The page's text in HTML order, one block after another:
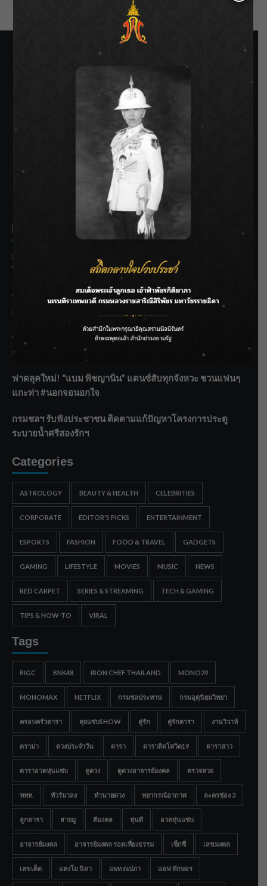
SIAMRATH VARIETY
THE BEST ENTERTAINMENT
Recent Posts
กรมประมงฟื้น “บ้านธารทอง” จากป่าเสื่อมโทรม สู่แหล่ง
โปรตีนยั่งยืนตามพระราชดำริ
“MARQUISE (มาร์คีส์) บุกตลาดโกลบอลต่อเนื่อง ส่งซิงเกิลที่
สอง “IRONIC” เปลี่ยนความเจ็บให้กลายเป็นการเอาคืน”
ชลประทานเชียงใหม่เร่งพร่องน้ำแม่น้ำปิง รับมวลน้ำเหนือ ย้ำ
ยังไม่ล้นตลิ่ง
ฟาดลุคใหม่! “แบม พิชญานิน” แดนซ์สับทุกจังหวะ ชวนแฟนๆ
แกะท่า #นอกจอนอกใจ
กรมชลฯ รับฟังประชาชน ติดตามแก้ปัญหาโครงการประตู
ระบายน้ำศรีสองรักฯ
Categories
ASTROLOGY BEAUTY & HEALTH CELEBRITIES
CORPORATE EDITOR'S PICKS ENTERTAINMENT
ESPORTS FASHION FOOD & TRAVEL GADGETS
GAMING LIFESTYLE MOVIES MUSIC NEWS
RED CARPET SERIES & STREAMING TECH & GAMING
TIPS & HOW-TO VIRAL
Tags
BIGC BNK48 IRON CHEF THAILAND MONO29
MONOMAX NETFLIX กรมชลประทาน กรมอุตุนิยมวิทยา
ครอบครัวดารา คุยแซ่บSHOW คู่รัก คู่รักดารา งานวิวาห์
ดราม่า ดวงประจำวัน ดารา ดาราติดโควิด19 ดาราสาว
ดาราอวดหุ่นแซ่บ ดูดวง ดูดวงอาจารย์มงคล ตรวจหวย
ททท. ทัวร์มาลง ทำนายดวง พยากรณ์อากาศ ละครช่อง 3
ลูกดารา สายมู สีมงคล หุ่นดี อวดหุ่นแซ่บ
อาจารย์มงคล อาจารย์มงคล รอดเที่ยงธรรม เซ็กซี่ เลขมงคล
เลขเด็ด แตงโม นิดา แพท ณปภา แอฟ ทักษอร